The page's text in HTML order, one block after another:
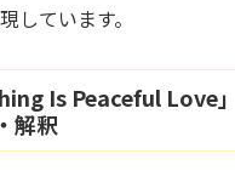
しています。
Is Peaceful Love
解釈